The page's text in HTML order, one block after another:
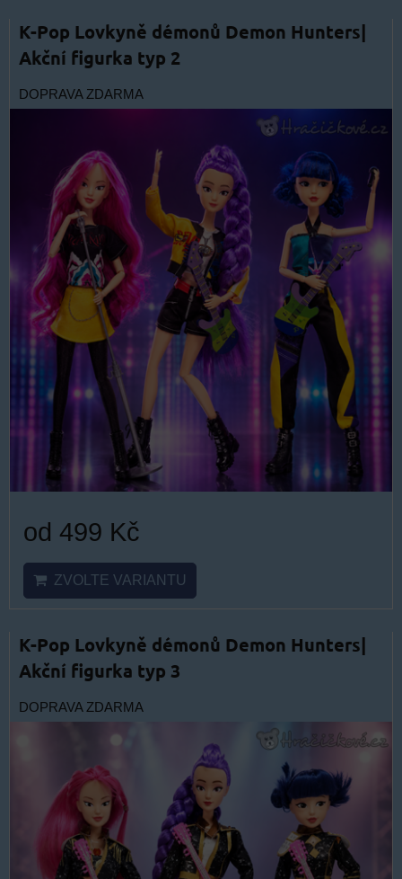
K-Pop Lovkyně démonů Demon Hunters|
Akční figurka typ 2
DOPRAVA ZDARMA
od 499 Kč
ZVOLTE VARIANTU
K-Pop Lovkyně démonů Demon Hunters|
Akční figurka typ 3
DOPRAVA ZDARMA